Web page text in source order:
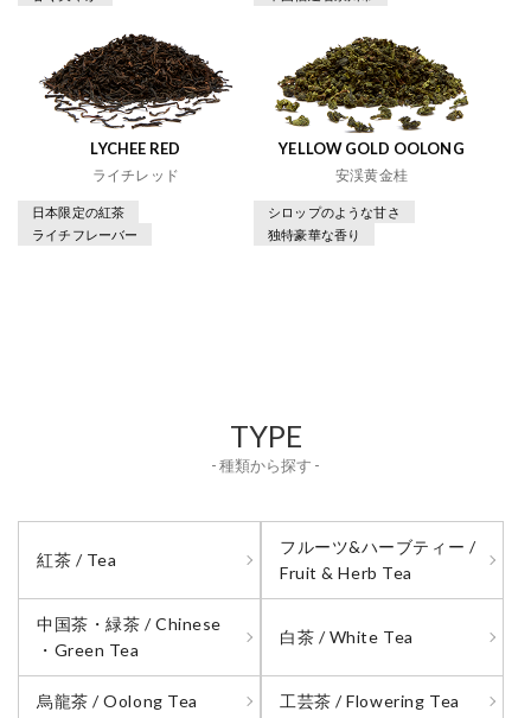
LYCHEE RED
ライチレッド
日本限定の紅茶
ライチフレーバー
YELLOW GOLD OOLONG
安渓黄金桂
シロップのような甘さ
独特豪華な香り
TYPE
- 種類から探す -
紅茶 / Tea
フルーツ&ハーブティー /
Fruit & Herb Tea
中国茶・緑茶 / Chinese
・Green Tea
白茶 / White Tea
烏龍茶 / Oolong Tea 工芸茶 / Flowering Tea